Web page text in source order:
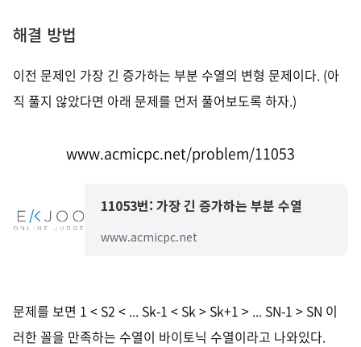
해결 방법
이전 문제인 가장 긴 증가하는 부분 수열의 변형 문제이다. (아
직 풀지 않았다면 아래 문제를 먼저 풀어보도록 하자.)
www.acmicpc.net/problem/11053
11053번: 가장 긴 증가하는 부분 수열
www.acmicpc.net
문제를 보면 1 < S2 < ... Sk-1 < Sk > Sk+1 > ... SN-1 > SN 이
러한 꼴을 만족하는 수열이 바이토닉 수열이라고 나와있다.